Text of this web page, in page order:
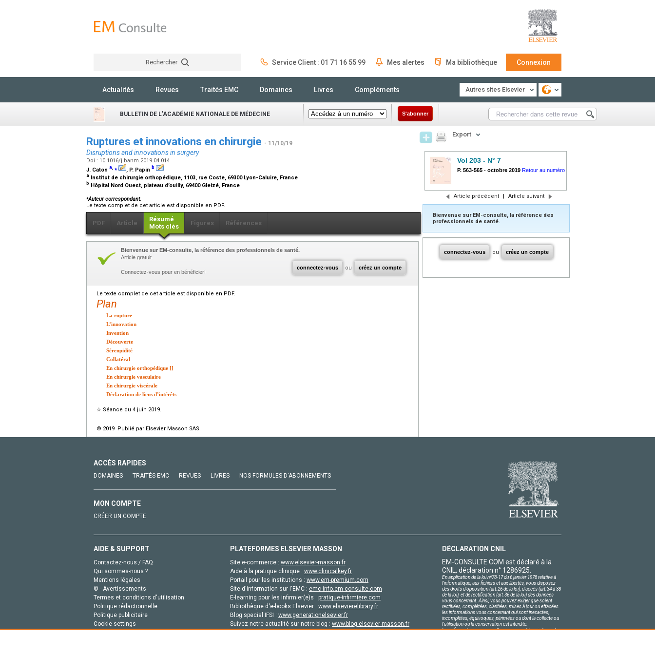
Rechercher Service Client : 01 71 16 55 99 Mes alertes Ma bibliothèque Connexion
Actualités Revues Traités EMC Domaines Livres Compléments Autres sites Elsevier
BULLETIN DE L'ACADÉMIE NATIONALE DE MÉDECINE S'abonner
Ruptures et innovations en chirurgie - 11/10/19
Disruptions and innovations in surgery
Doi : 10.1016/j.banm.2019.04.014
J. Caton a,⁎ , P. Papin b
a Institut de chirurgie orthopédique, 1103, rue Coste, 69300 Lyon-Caluire, France
b Hôpital Nord Ouest, plateau d’ouilly, 69400 Gleizé, France
⁎Auteur correspondant.
Le texte complet de cet article est disponible en PDF.
PDF Article
Résumé
Mots clés
Figures Références
connectez-vous ou créez un compte
Bienvenue sur EM-consulte, la référence des professionnels de santé.
Article gratuit.
Connectez-vous pour en bénéficier!
Le texte complet de cet article est disponible en PDF.
Plan
La rupture
L’innovation
Invention
Découverte
Sérenpidité
Collatéral
En chirurgie orthopédique []
En chirurgie vasculaire
En chirurgie viscérale
Déclaration de liens d’intérêts
☆ Séance du 4 juin 2019.
© 2019 Publié par Elsevier Masson SAS.
Export
Vol 203 - N° 7
P. 563-565 - octobre 2019 Retour au numéro
Article précédent | Article suivant
Bienvenue sur EM-consulte, la référence des
professionnels de santé.
connectez-vous ou créez un compte
ACCÈS RAPIDES
DOMAINES TRAITÉS EMC REVUES LIVRES NOS FORMULES D'ABONNEMENTS
MON COMPTE
CRÉER UN COMPTE
AIDE & SUPPORT
Contactez-nous / FAQ
Qui sommes-nous ?
Mentions légales
© - Avertissements
Termes et conditions d'utilisation
Politique rédactionnelle
Politique publicitaire
Cookie settings
PLATEFORMES ELSEVIER MASSON
Site e-commerce : www.elsevier-masson.fr
Aide à la pratique clinique : www.clinicalkey.fr
Portail pour les institutions : www.em-premium.com
Site d'information sur l'EMC : emc-info.em-consulte.com
E-learning pour les infirmier(e)s : pratique-infirmiere.com
Bibliothèque d'e-books Elsevier : www.elsevierelibrary.fr
Blog special IFSI : www.generationelsevier.fr
Suivez notre actualité sur notre blog : www.blog-elsevier-masson.fr
DÉCLARATION CNIL
EM-CONSULTE.COM est déclaré à la
CNIL, déclaration n° 1286925.
En application de la loi nº78-17 du 6 janvier 1978 relative à
l'informatique, aux fichiers et aux libertés, vous disposez
des droits d'opposition (art.26 de la loi), d'accès (art.34 à 38
de la loi), et de rectification (art.36 de la loi) des données
vous concernant. Ainsi, vous pouvez exiger que soient
rectifiées, complétées, clarifiées, mises à jour ou effacées
les informations vous concernant qui sont inexactes,
incomplètes, équivoques, périmées ou dont la collecte ou
l'utilisation ou la conservation est interdite.
Les informations personnelles concernant les visiteurs de